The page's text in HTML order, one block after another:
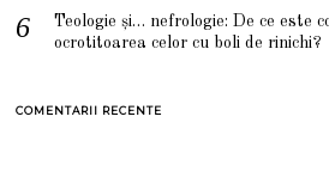
Teologie și… nefrologie: De ce este
ocrotitoarea celor cu boli de rinichi?
COMENTARII RECENTE